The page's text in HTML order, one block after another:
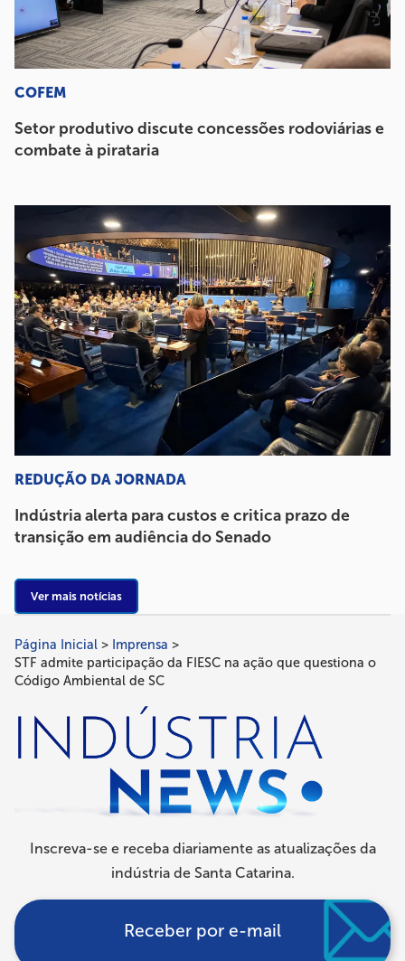
COFEM
Setor produtivo discute concessões rodoviárias e
combate à pirataria
REDUÇÃO DA JORNADA
Indústria alerta para custos e critica prazo de
transição em audiência do Senado
Ver mais notícias
Trilha
de
navegação
Página Inicial
Imprensa
STF admite participação da FIESC na ação que questiona o
Código Ambiental de SC
Inscreva-se e receba diariamente as atualizações da
indústria de Santa Catarina.
Receber por e-mail